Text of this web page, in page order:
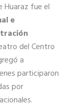
Huaraz fue el
e
del Centro
a
participaron
por